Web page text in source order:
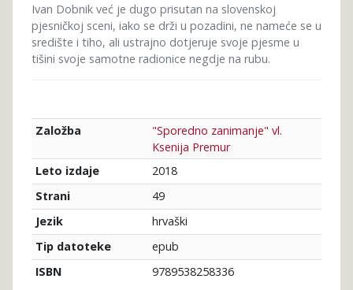
Ivan Dobnik već je dugo prisutan na slovenskoj
pjesničkoj sceni, iako se drži u pozadini, ne nameće se u
središte i tiho, ali ustrajno dotjeruje svoje pjesme u
tišini svoje samotne radionice negdje na rubu.
Založba
"Sporedno zanimanje" vl.
Ksenija Premur
Leto izdaje
2018
Strani
49
Jezik
hrvaški
Tip datoteke
epub
ISBN
9789538258336